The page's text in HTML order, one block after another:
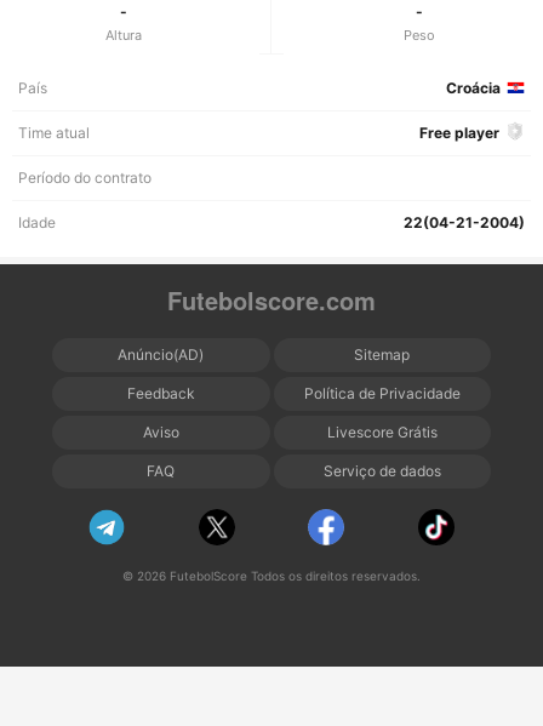
-
Altura
-
Peso
País Croácia
Time atual Free player
Período do contrato
Idade 22(04-21-2004)
Futebolscore.com
Anúncio(AD) Sitemap
Feedback Política de Privacidade
Aviso Livescore Grátis
FAQ Serviço de dados
© 2026 FutebolScore Todos os direitos reservados.